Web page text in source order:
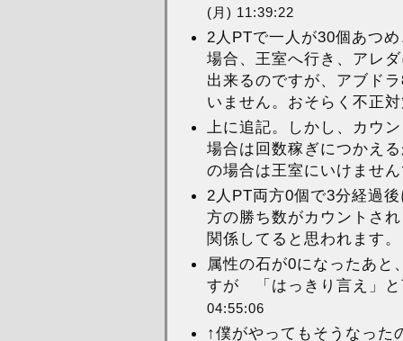
(月) 11:39:22
2人PTで一人が30個あつ
場合、王室へ行き、アレ
出来るのですが、アブド
いません。おそらく不正
上に追記。しかし、カウ
場合は回数稼ぎにつかえ
の場合は王室にいけませ
2人PT両方0個で3分経過
方の勝ち数がカウントさ
関係してると思われます
属性の石が0になったあと
すが 「はっきり言え」
04:55:06
↑僕がやってもそうなった